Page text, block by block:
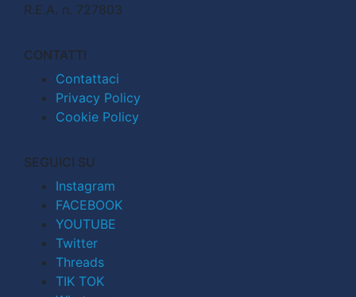
R.E.A. n. 727803
CONTATTI
Contattaci
Privacy Policy
Cookie Policy
SEGUICI SU
Instagram
FACEBOOK
YOUTUBE
Twitter
Threads
TIK TOK